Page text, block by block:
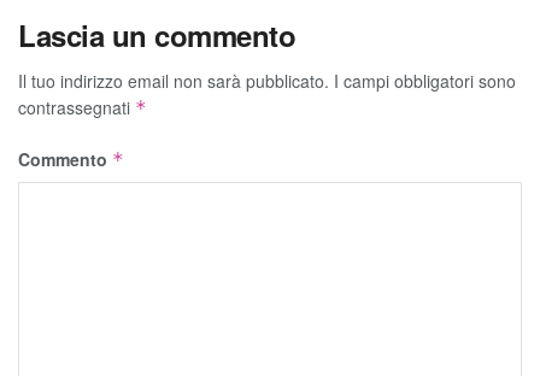
Lascia un commento
Il tuo indirizzo email non sarà pubblicato. I campi obbligatori sono
contrassegnati *
Commento *